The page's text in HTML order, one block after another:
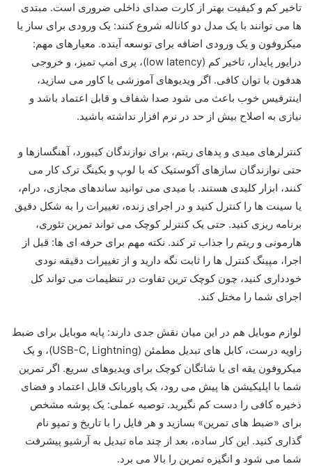
تاخیر کم و کیفیت بهتر از کارت صدای داخلی ضروری است. مبتدی
ها می توانند با یک مدل دو کاناله شروع کنند: یک ورودی برای ساز یا
میکروفون و یک ورودی اضافه برای توسعه آینده. معیارهای مهم:
درایور پایدار، تاخیر کم (low latency)، پری امپ تمیز، و خروجی
هدفون با توان کافی. اگر ویدیوهای آموزشی یا کاور می سازید،
اینترفیس خوب باعث می شود صدا شفاف و قابل اعتماد باشد و
نیازی به اصلاح بیش از حد در نرم افزار نداشته باشید.
کنترلرهای میدی و پدهای ریتم، برای نوازندگان کیبورد، آهنگسازها و
حتی نوازندگان سازهای آکوستیک که با لوپ و بکینگ ترک کار می
کنند، ابزار کلیدی هستند. با میدی می توانید ساندهای مجازی، درام،
یا سینت ها را کنترل کنید و در اجرای زنده، تغییرات را به شکل دقیق
برنامه ریزی کنید. حتی یک کنترلر کوچک می تواند تمرین تئوری،
هارمونی و ریتم را جذاب تر کند. نکته مهم برای حرفه ای ها: قبل از
اجرا، مپینگ کنترل ها را ثابت نگه دارید و از تغییرات دقیقه نودی
خودداری کنید، چون کوچک ترین تفاوت در تنظیمات می تواند کل
اجرای شما را مختل کند.
لوازم موبایل هم در این میان نقش جدی دارند: پایه موبایل برای ضبط
زاویه درست، کابل های تبدیل مطمئن (USB-C, Lightning)، و یک
میکروفون یقه ای یا شاتگان کوچک برای ویدیوهای سریع. اگر تمرین
شما با اپلیکیشن ها پیش می رود، یک پاوربانک قابل اعتماد و فضای
ذخیره کافی را دست کم نگیرید. توصیه عملی: یک پوشه مشخص
برای «ضبط های تمرین» بسازید و هر فایل را با تاریخ و تمپو نام
گذاری کنید. این کار ساده، بعد از چند ماه تبدیل به آرشیو پیشرفت
شما می شود و انگیزه تمرین را بالا می برد.